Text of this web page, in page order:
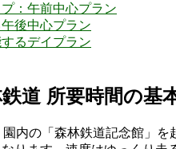
：午前中心プラン
後中心プラン
るデイプラン
道 所要時間の基
内の「森林鉄道記念館」